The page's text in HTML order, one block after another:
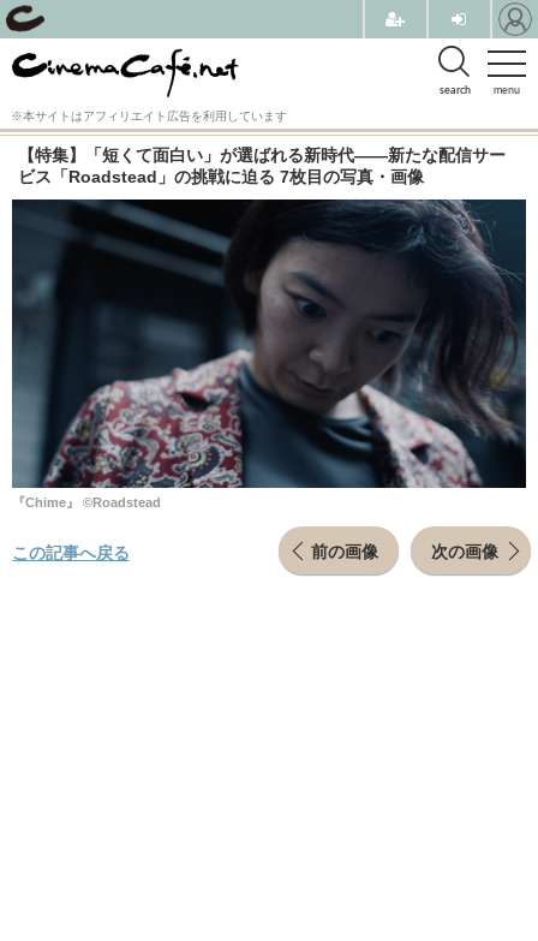
menu
search
※本サイトはアフィリエイト広告を利用しています
【特集】「短くて面白い」が選ばれる新時代――新たな配信サー
ビス「Roadstead」の挑戦に迫る 7枚目の写真・画像
『Chime』 ©Roadstead
前の画像 次の画像
この記事へ戻る